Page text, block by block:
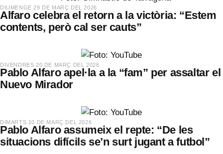
​DIUMENGE 29 DE MARÇ DEL 2026
Alfaro celebra el retorn a la victòria: “Estem
contents, però cal ser cauts”
​DIVENDRES 20 DE MARÇ DEL 2026
Pablo Alfaro apel·la a la “fam” per assaltar el
Nuevo Mirador
​DIMARTS 10 DE MARÇ DEL 2026
Pablo Alfaro assumeix el repte: “De les
situacions difícils se’n surt jugant a futbol”